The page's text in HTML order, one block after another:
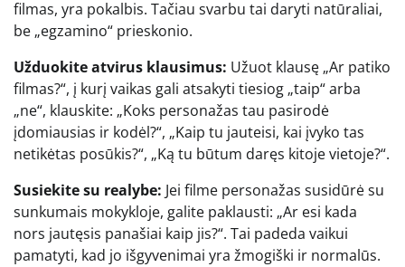
filmas, yra pokalbis. Tačiau svarbu tai daryti natūraliai,
be „egzamino“ prieskonio.
Užduokite atvirus klausimus: Užuot klausę „Ar patiko
filmas?“, į kurį vaikas gali atsakyti tiesiog „taip“ arba
„ne“, klauskite: „Koks personažas tau pasirodė
įdomiausias ir kodėl?“, „Kaip tu jauteisi, kai įvyko tas
netikėtas posūkis?“, „Ką tu būtum daręs kitoje vietoje?“.
Susiekite su realybe: Jei filme personažas susidūrė su
sunkumais mokykloje, galite paklausti: „Ar esi kada
nors jautęsis panašiai kaip jis?“. Tai padeda vaikui
pamatyti, kad jo išgyvenimai yra žmogiški ir normalūs.